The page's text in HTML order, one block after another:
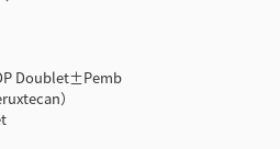
Doublet±Pemb
）